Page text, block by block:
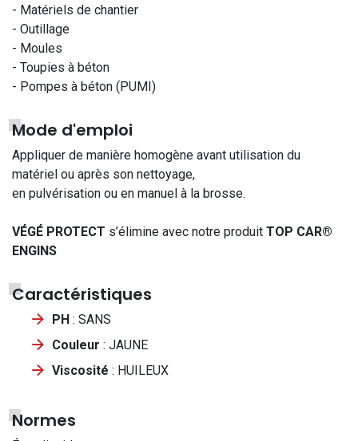
- Matériels de chantier
- Outillage
- Moules
- Toupies à béton
- Pompes à béton (PUMI)
Mode d'emploi
Appliquer de manière homogène avant utilisation du
matériel ou après son nettoyage,
en pulvérisation ou en manuel à la brosse.
VÉGÉ PROTECT s’élimine avec notre produit TOP CAR®
ENGINS
Caractéristiques
PH : SANS
Couleur : JAUNE
Viscosité : HUILEUX
Normes